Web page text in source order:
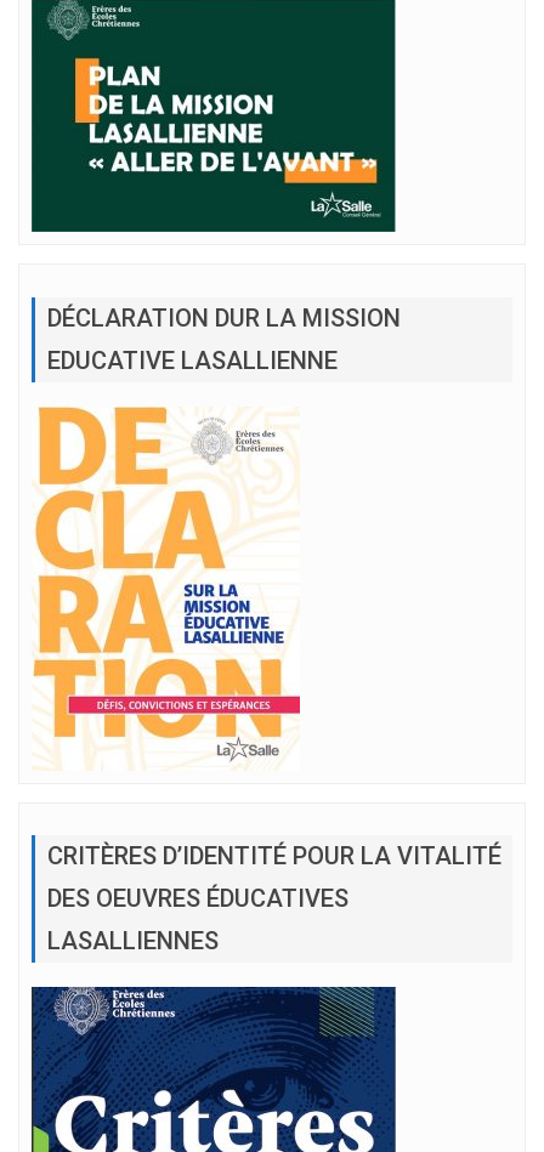
DÉCLARATION DUR LA MISSION
EDUCATIVE LASALLIENNE
CRITÈRES D’IDENTITÉ POUR LA VITALITÉ
DES OEUVRES ÉDUCATIVES
LASALLIENNES